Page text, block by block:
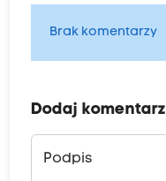
Brak komentarzy
Dodaj komentarz
Podpis